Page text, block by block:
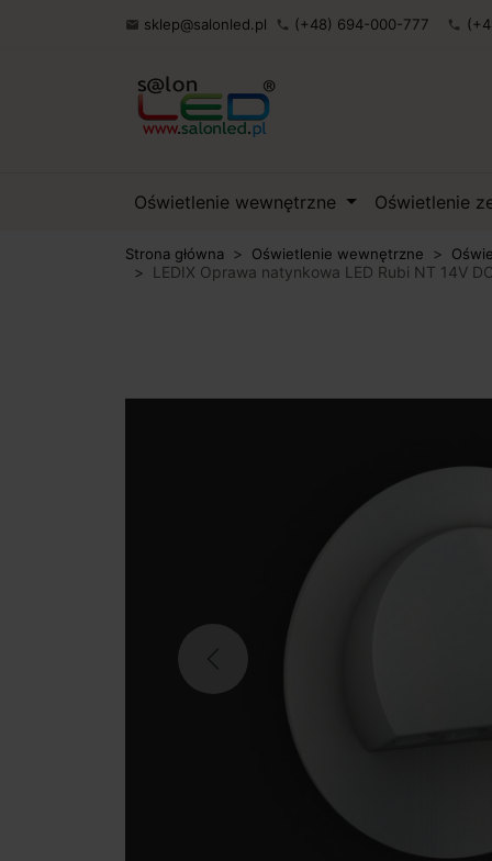
 sklep@salonled.pl phone (+48) 694-000-777 phone
Oświetlenie wewnętrzne Oświetlenie
Strona główna Oświetlenie wewnętrzne
LEDIX Oprawa natynkowa LED Rubi NT 14V
Previous